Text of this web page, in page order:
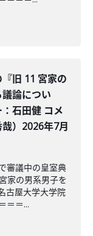
『旧 11 宮家の
論につい
石田健 コメ
）2026年7月
審議中の皇室典
家の男系男子を
古屋大学大学院
＝＝...